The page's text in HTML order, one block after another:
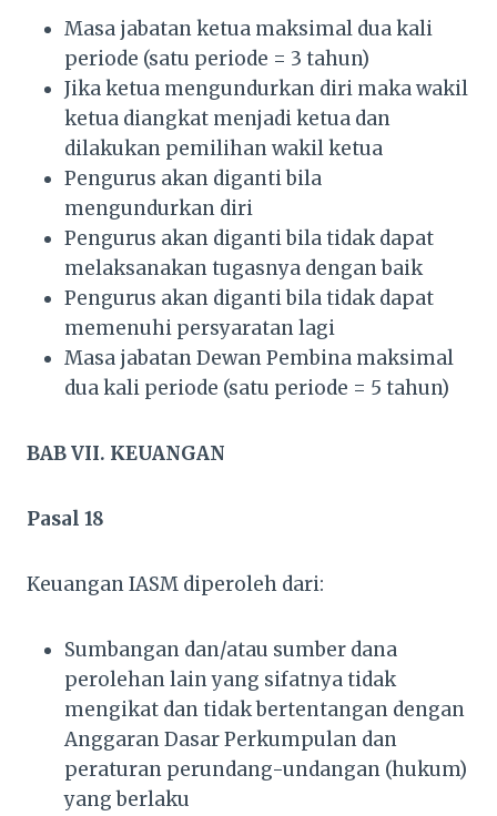
Masa jabatan ketua maksimal dua kali
periode (satu periode = 3 tahun)
Jika ketua mengundurkan diri maka wakil
ketua diangkat menjadi ketua dan
dilakukan pemilihan wakil ketua
Pengurus akan diganti bila
mengundurkan diri
Pengurus akan diganti bila tidak dapat
melaksanakan tugasnya dengan baik
Pengurus akan diganti bila tidak dapat
memenuhi persyaratan lagi
Masa jabatan Dewan Pembina maksimal
dua kali periode (satu periode = 5 tahun)
BAB VII. KEUANGAN
Pasal 18
Keuangan IASM diperoleh dari:
Sumbangan dan/atau sumber dana
perolehan lain yang sifatnya tidak
mengikat dan tidak bertentangan dengan
Anggaran Dasar Perkumpulan dan
peraturan perundang-undangan (hukum)
yang berlaku